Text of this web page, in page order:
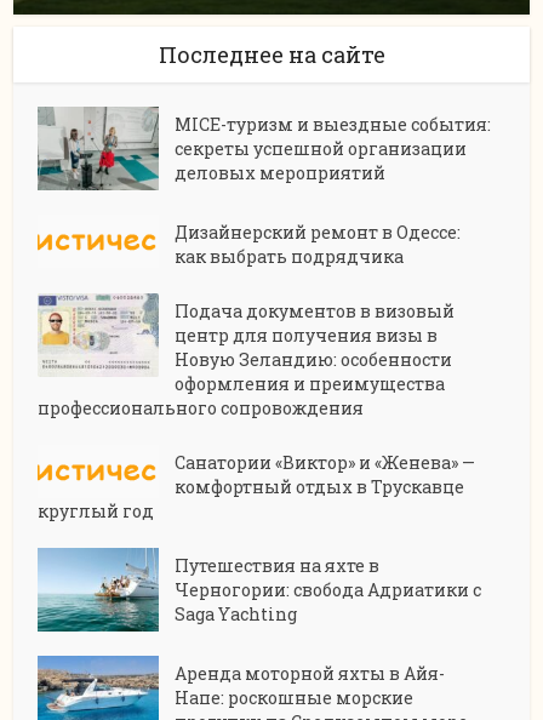
Последнее на сайте
MICE-туризм и выездные события:
секреты успешной организации
деловых мероприятий
Дизайнерский ремонт в Одессе:
как выбрать подрядчика
Подача документов в визовый
центр для получения визы в
Новую Зеландию: особенности
оформления и преимущества
профессионального сопровождения
Санатории «Виктор» и «Женева» —
комфортный отдых в Трускавце
круглый год
Путешествия на яхте в
Черногории: свобода Адриатики с
Saga Yachting
Аренда моторной яхты в Айя-
Напе: роскошные морские